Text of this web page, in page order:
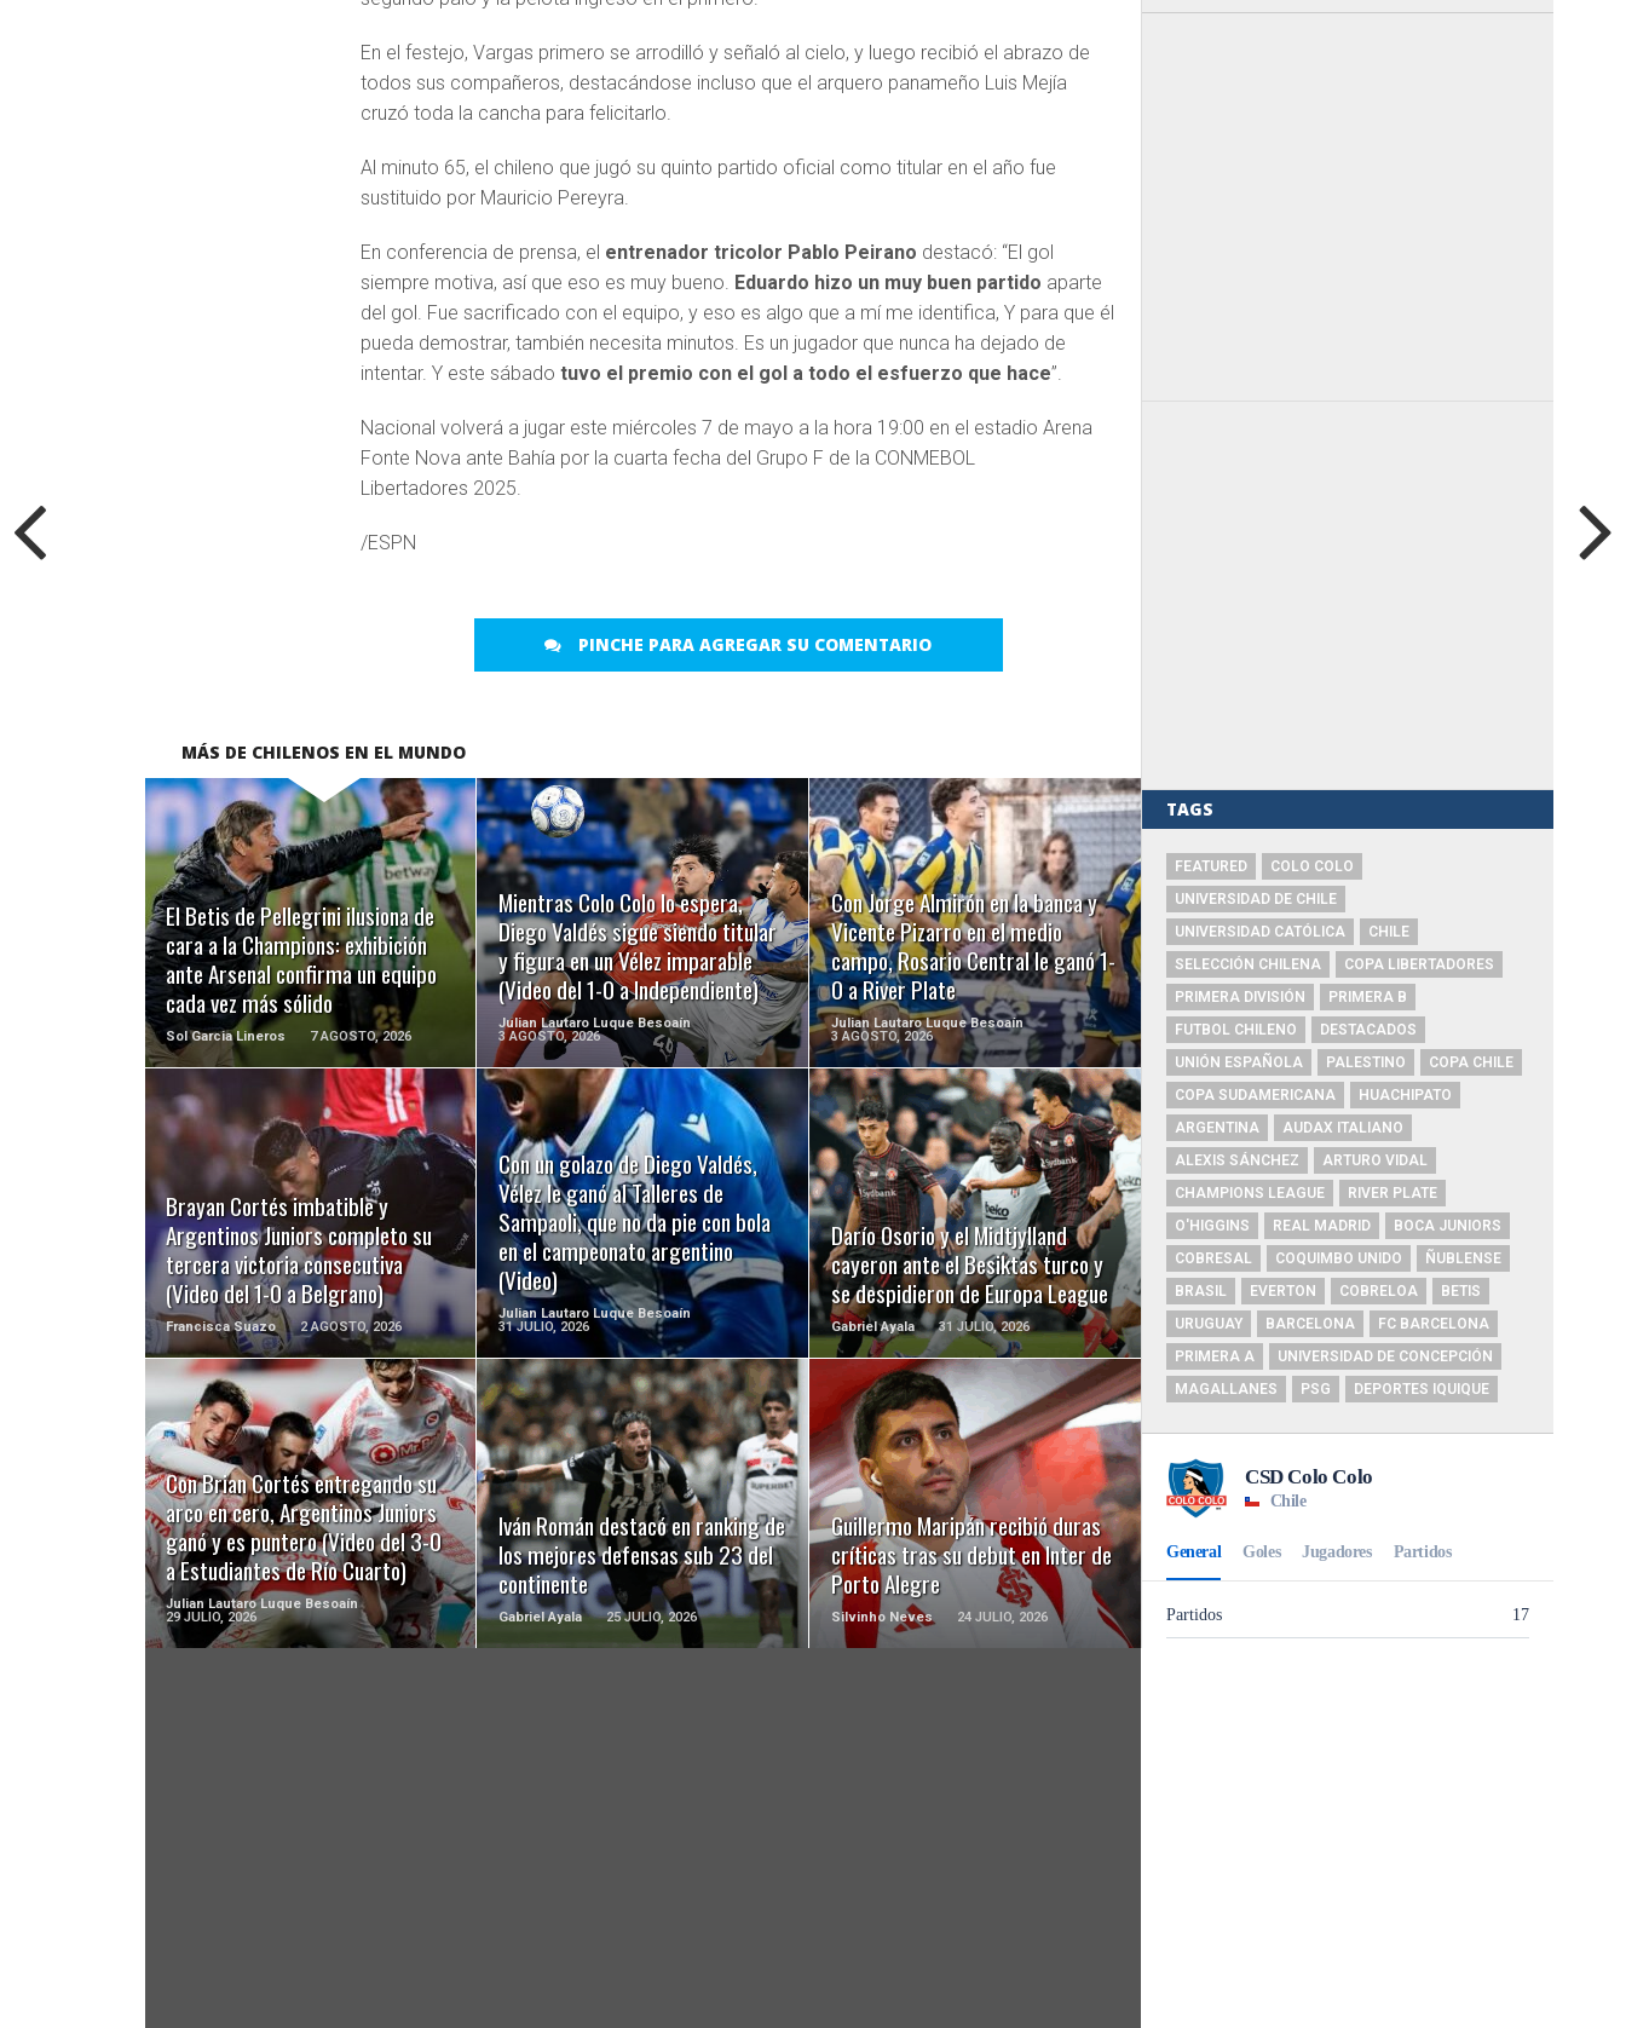
En el festejo, Vargas primero se arrodilló y señaló al cielo, y luego recibió el abrazo de
todos sus compañeros, destacándose incluso que el arquero panameño Luis Mejía
cruzó toda la cancha para felicitarlo.
Al minuto 65, el chileno que jugó su quinto partido oficial como titular en el año fue
sustituido por Mauricio Pereyra.
En conferencia de prensa, el entrenador tricolor Pablo Peirano destacó: “El gol
siempre motiva, así que eso es muy bueno. Eduardo hizo un muy buen partido aparte
del gol. Fue sacrificado con el equipo, y eso es algo que a mí me identifica, Y para que él
pueda demostrar, también necesita minutos. Es un jugador que nunca ha dejado de
intentar. Y este sábadotuvo el premio con el gol a todo el esfuerzo que hace”.
Nacional volverá a jugar este miércoles 7 de mayo a la hora 19:00 en el estadio Arena
Fonte Nova ante Bahía por la cuarta fecha del Grupo F de la CONMEBOL
Libertadores 2025.
/ESPN
PINCHE PARA AGREGAR SU COMENTARIO
MÁS DE CHILENOS EN EL MUNDO
El Betis de Pellegrini ilusiona de
cara a la Champions: exhibición
ante Arsenal confirma un equipo
cada vez más sólido
Sol Garcia Lineros 7 AGOSTO, 2026
LEER MÁS
Mientras Colo Colo lo espera,
Diego Valdés sigue siendo titular
y figura en un Vélez imparable
(Video del 1-0 a Independiente)
Julian Lautaro Luque Besoaín
3 AGOSTO, 2026
LEER MÁS
Con Jorge Almirón en la banca y
Vicente Pizarro en el medio
campo, Rosario Central le ganó 1-
0 a River Plate
Julian Lautaro Luque Besoaín
3 AGOSTO, 2026
LEER MÁS
Brayan Cortés imbatible y
Argentinos Juniors completo su
tercera victoria consecutiva
(Video del 1-0 a Belgrano)
Francisca Suazo 2 AGOSTO, 2026
LEER MÁS
Con un golazo de Diego Valdés,
Vélez le ganó al Talleres de
Sampaoli, que no da pie con bola
en el campeonato argentino
(Video)
Julian Lautaro Luque Besoaín
31 JULIO, 2026
LEER MÁS
Darío Osorio y el Midtjylland
cayeron ante el Besiktas turco y
se despidieron de Europa League
Gabriel Ayala 31 JULIO, 2026
LEER MÁS
Con Brian Cortés entregando su
arco en cero, Argentinos Juniors
ganó y es puntero (Video del 3-0
a Estudiantes de Río Cuarto)
Julian Lautaro Luque Besoaín
29 JULIO, 2026
LEER MÁS
Iván Román destacó en ranking de
los mejores defensas sub 23 del
continente
Gabriel Ayala 25 JULIO, 2026
LEER MÁS
Guillermo Maripán recibió duras
críticas tras su debut en Inter de
Porto Alegre
Silvinho Neves 24 JULIO, 2026
LEER MÁS
TAGS
FEATURED
COLO COLO
UNIVERSIDAD DE CHILE
UNIVERSIDAD CATÓLICA
CHILE
SELECCIÓN CHILENA
COPA LIBERTADORES
PRIMERA DIVISIÓN
PRIMERA B
FUTBOL CHILENO
DESTACADOS
UNIÓN ESPAÑOLA
PALESTINO
COPA CHILE
COPA SUDAMERICANA
HUACHIPATO
ARGENTINA
AUDAX ITALIANO
ALEXIS SÁNCHEZ
ARTURO VIDAL
CHAMPIONS LEAGUE
RIVER PLATE
O'HIGGINS
REAL MADRID
BOCA JUNIORS
COBRESAL
COQUIMBO UNIDO
ÑUBLENSE
BRASIL
EVERTON COBRELOA
BETIS
URUGUAY
BARCELONA
FC BARCELONA
PRIMERA A
UNIVERSIDAD DE CONCEPCIÓN
MAGALLANES
PSG DEPORTES IQUIQUE